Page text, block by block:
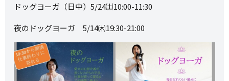
ドッグヨーガ（日中）5/24㈯10:00-11:30
夜のドッグヨーガ 5/14㈭19:30-21:00